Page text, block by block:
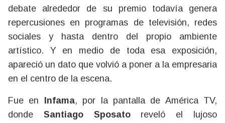
debate alrededor de su premio todavía genera
repercusiones en programas de televisión, redes
sociales y hasta dentro del propio ambiente
artístico. Y en medio de toda esa exposición,
apareció un dato que volvió a poner a la empresaria
en el centro de la escena.
Fue en Infama, por la pantalla de América TV,
donde Santiago Sposatoreveló el lujoso